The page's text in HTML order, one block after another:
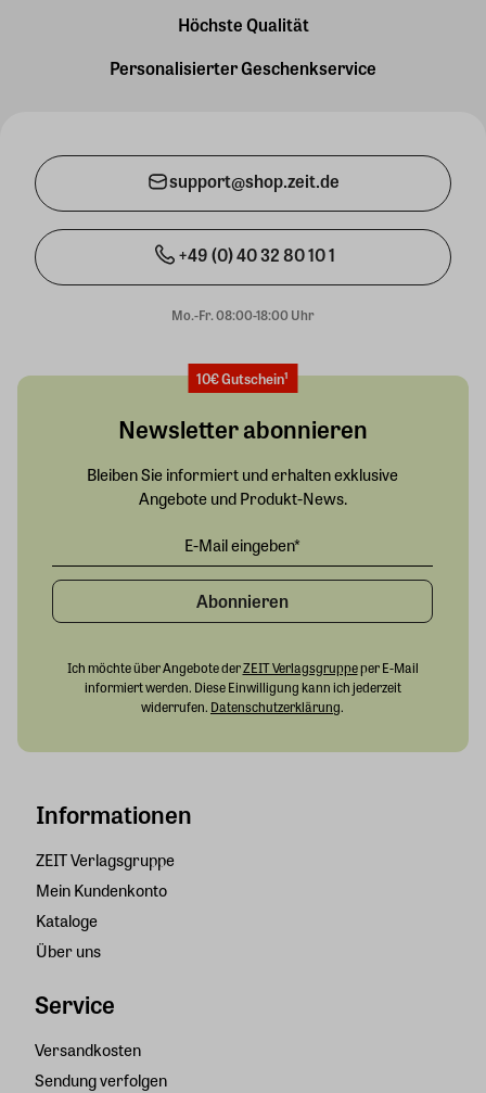
Höchste Qualität
Personalisierter Geschenkservice
support@shop.zeit.de
+49 (0) 40 32 80 10 1
Mo.-Fr. 08:00-18:00 Uhr
Informationen
ZEIT Verlagsgruppe
Mein Kundenkonto
Kataloge
Über uns
Service
Versandkosten
Sendung verfolgen
10€ Gutschein¹
Newsletter abonnieren
Bleiben Sie informiert und erhalten exklusive
Angebote und Produkt-News.
Abonnieren
Ich möchte über Angebote derZEIT Verlagsgruppeper E-Mail
informiert werden. Diese Einwilligung kann ich jederzeit
widerrufen. Datenschutzerklärung.